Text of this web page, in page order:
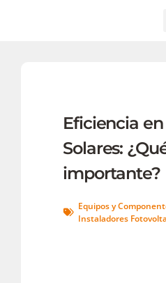
Eficiencia
Solares:
importante?
Equipos y
Instaladores